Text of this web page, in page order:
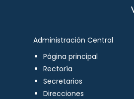
Administración Central
Página principal
Rectoría
Secretarios
Direcciones